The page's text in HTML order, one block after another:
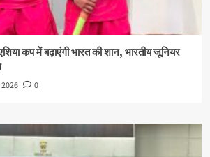
कप में बढ़ाएंगी भारत की शान, भारतीय जूनियर
0